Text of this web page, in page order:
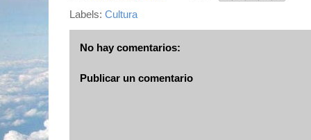
Labels: Cultura
No hay comentarios:
Publicar un comentario